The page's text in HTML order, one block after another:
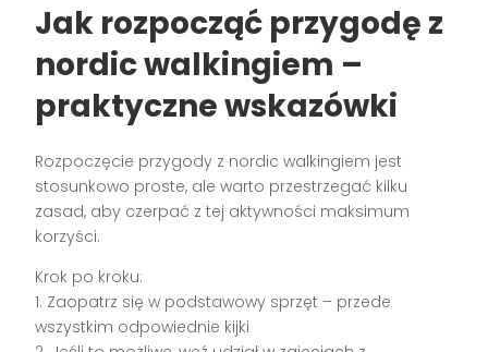
Jak rozpocząć przygodę z
nordic walkingiem –
praktyczne wskazówki
Rozpoczęcie przygody z nordic walkingiem jest
stosunkowo proste, ale warto przestrzegać kilku
zasad, aby czerpać z tej aktywności maksimum
korzyści.
Krok po kroku:
1. Zaopatrz się w podstawowy sprzęt – przede
wszystkim odpowiednie kijki